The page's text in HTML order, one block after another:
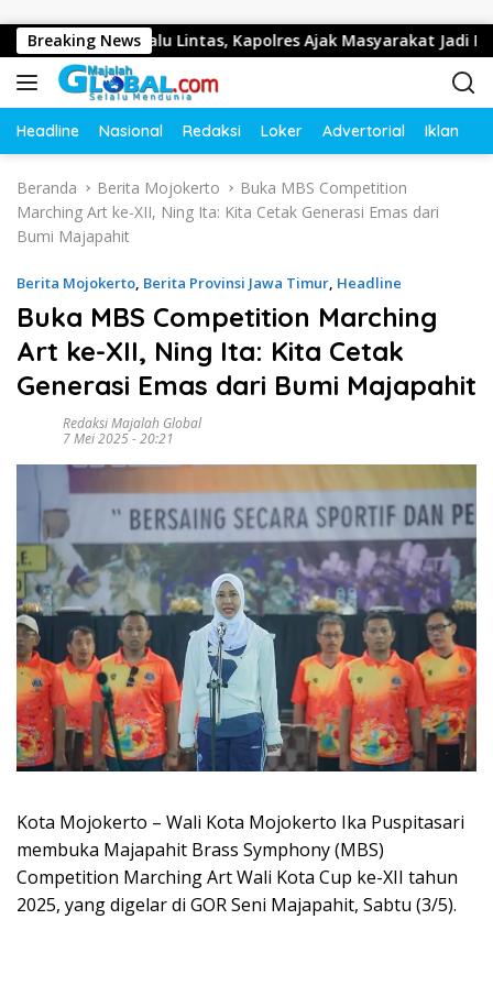
Breaking News
Tertib Lalu Lintas, Kapolres Ajak Masyarakat Jadi Pelopor
Headline Nasional Redaksi Loker Advertorial Iklan
Beranda Berita Mojokerto
Buka MBS Competition
Marching Art ke-XII, Ning Ita: Kita Cetak Generasi Emas dari
Bumi Majapahit
Berita Mojokerto, Berita Provinsi Jawa Timur, Headline
Buka MBS Competition Marching
Art ke-XII, Ning Ita: Kita Cetak
Generasi Emas dari Bumi Majapahit
Redaksi Majalah Global
7 Mei 2025 - 20:21
Kota Mojokerto – Wali Kota Mojokerto Ika Puspitasari
membuka Majapahit Brass Symphony (MBS)
Competition Marching Art Wali Kota Cup ke-XII tahun
2025, yang digelar di GOR Seni Majapahit, Sabtu (3/5).